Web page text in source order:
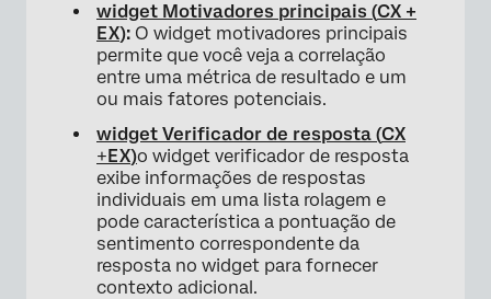
widget Motivadores principais (CX +
EX): O widget motivadores principais
permite que você veja a correlação
entre uma métrica de resultado e um
ou mais fatores potenciais.
widget Verificador de resposta (CX
+EX)o widget verificador de resposta
exibe informações de respostas
individuais em uma lista rolagem e
pode característica a pontuação de
sentimento correspondente da
resposta no widget para fornecer
contexto adicional.